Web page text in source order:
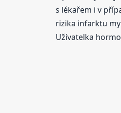
s lékařem i v
rizika infarktu
Uživatelka